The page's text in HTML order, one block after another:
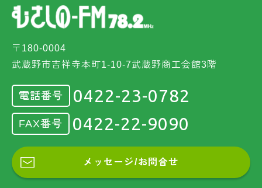
〒180-0004
武蔵野市吉祥寺本町1-10-7武蔵野商工会館3階
電話番号 0422-23-0782
FAX番号 0422-22-9090
メッセージ/お問合せ